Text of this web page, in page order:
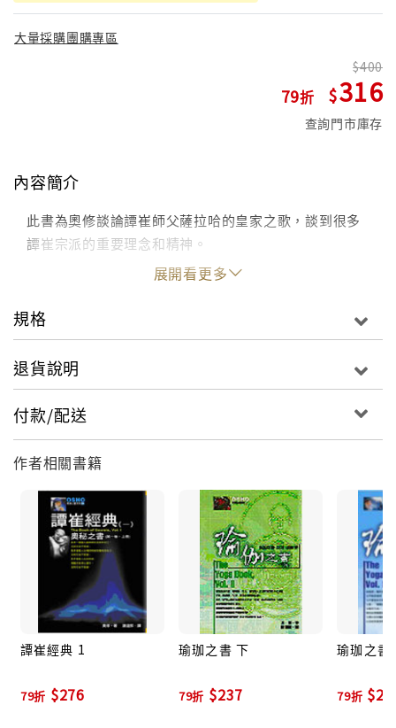
大量採購團購專區
79
400
316
查詢門市庫存
內容簡介
此書為奧修談論譚崔師父薩拉哈的皇家之歌，談到很多
譚崔宗派的重要理念和精神。
展開看更多
規格
退貨說明
付款/配送
作者相關書籍
譚崔經典 1
79折 $276
瑜珈之書 下
79折 $237
瑜珈之書
79折